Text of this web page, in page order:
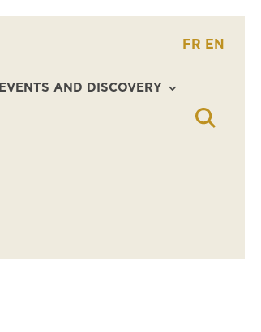
FR EN
EVENTS AND DISCOVERY